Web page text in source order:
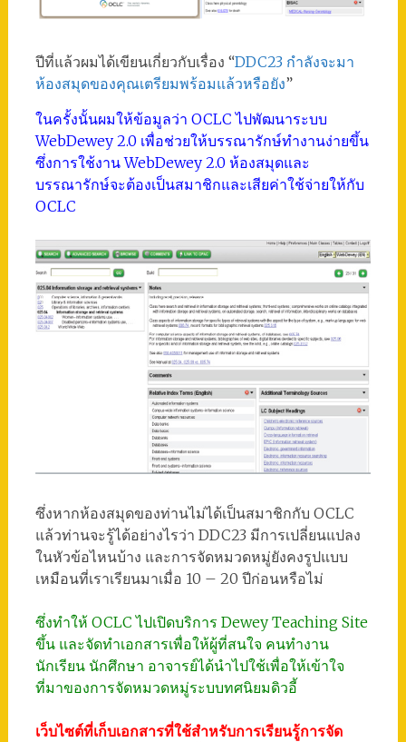
ปีที่แล้วผมได้เขียนเกี่ยวกับเรื่อง “DDC23 กำลังจะมา
ห้องสมุดของคุณเตรียมพร้อมแล้วหรือยัง”
ในครั้งนั้นผมให้ข้อมูลว่า OCLC ไปพัฒนาระบบ
WebDewey 2.0 เพื่อช่วยให้บรรณารักษ์ทำงานง่ายขึ้น
ซึ่งการใช้งาน WebDewey 2.0 ห้องสมุดและ
บรรณารักษ์จะต้องเป็นสมาชิกและเสียค่าใช้จ่ายให้กับ
OCLC
ซึ่งหากห้องสมุดของท่านไม่ได้เป็นสมาชิกกับ OCLC
แล้วท่านจะรู้ได้อย่างไรว่า DDC23 มีการเปลี่ยนแปลง
ในหัวข้อไหนบ้าง และการจัดหมวดหมู่ยังคงรูปแบบ
เหมือนที่เราเรียนมาเมื่อ 10 – 20 ปีก่อนหรือไม่
ซึ่งทำให้ OCLC ไปเปิดบริการ Dewey Teaching Site
ขึ้น และจัดทำเอกสารเพื่อให้ผู้ที่สนใจ คนทำงาน
นักเรียน นักศึกษา อาจารย์ได้นำไปใช้เพื่อให้เข้าใจ
ที่มาของการจัดหมวดหมู่ระบบทศนิยมดิวอี้
เว็บไซต์ที่เก็บเอกสารที่ใช้สำหรับการเรียนรู้การจัด